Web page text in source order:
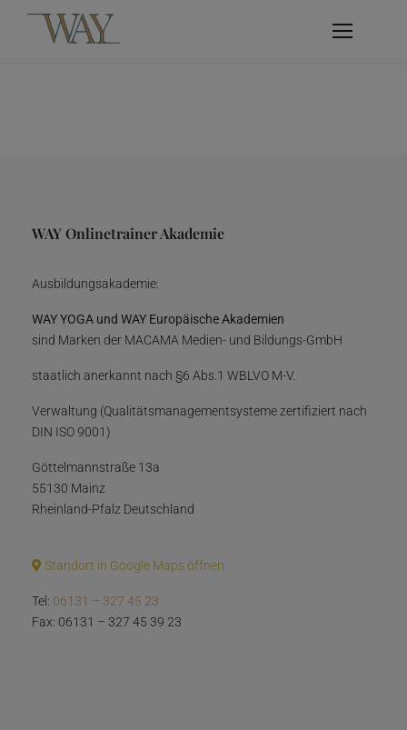
WAY Onlinetrainer Akademie
Ausbildungsakademie:
WAY YOGA und WAY Europäische Akademien
sind Marken der MACAMA Medien- und Bildungs-GmbH
staatlich anerkannt nach §6 Abs.1 WBLVO M-V.
Verwaltung (Qualitätsmanagementsysteme zertifiziert nach
DIN ISO 9001)
Göttelmannstraße 13a
55130 Mainz
Rheinland-Pfalz Deutschland
Standort in Google Maps öffnen
Tel: 06131 – 327 45 23
Fax: 06131 – 327 45 39 23